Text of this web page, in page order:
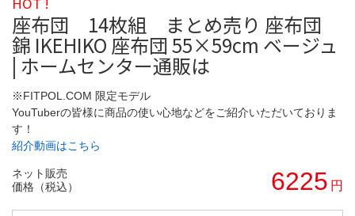
座布団 14枚組 まとめ売り 座布団
錦 IKEHIKO 座布団 55×59cm ベージュ
| ホームセンター通販は
※FITPOL.COM 限定モデル
YouTuberの皆様に商品の使い心地などをご紹介いただいておりま
す！
紹介動画はこちら
ネット販売
価格（税込）
6225 円